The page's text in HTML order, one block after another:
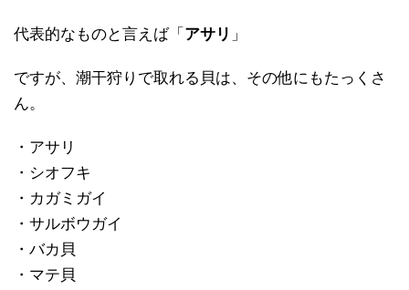
代表的なものと言えば「 アサリ 」
ですが、潮干狩りで取れる貝は、その他にもたっくさ
ん。
・アサリ
・シオフキ
・カガミガイ
・サルボウガイ
・バカ貝
・マテ貝